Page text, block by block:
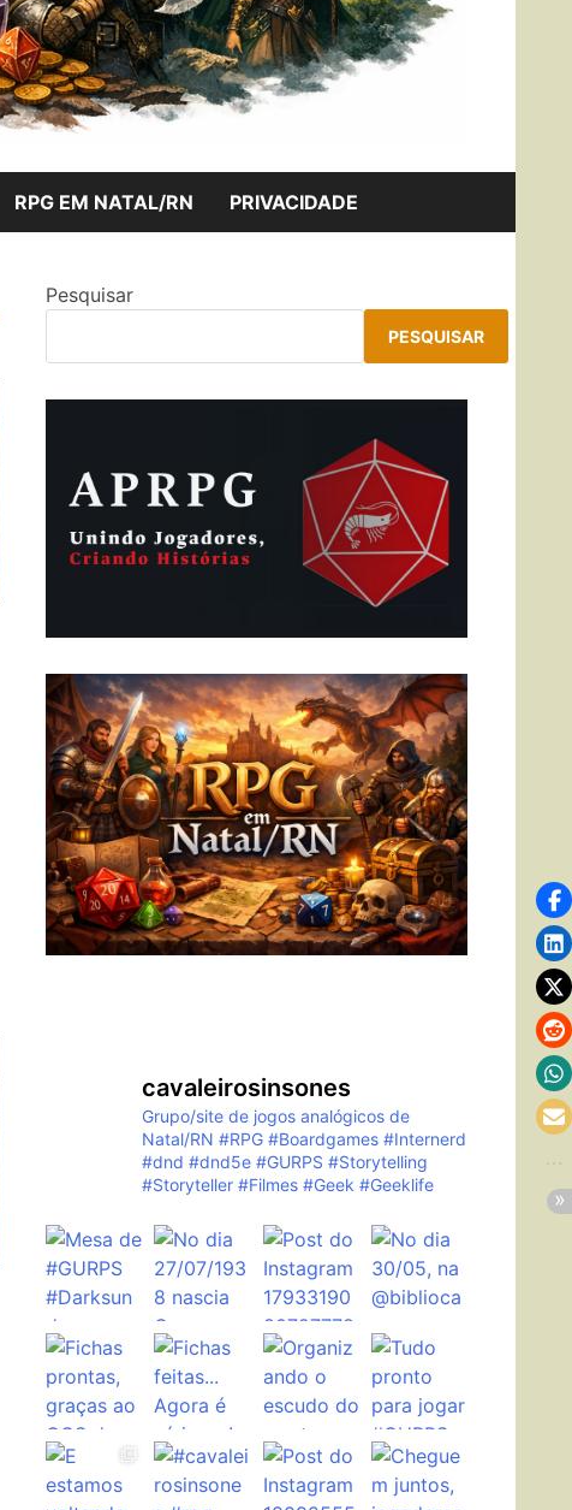
RPG EM NATAL/RN PRIVACIDADE
Pesquisar
PESQUISAR
cavaleirosinsones
Grupo/site de jogos analógicos de
Natal/RN #RPG #Boardgames #Internerd
#dnd #dnd5e #GURPS #Storytelling
#Storyteller #Filmes #Geek #Geeklife